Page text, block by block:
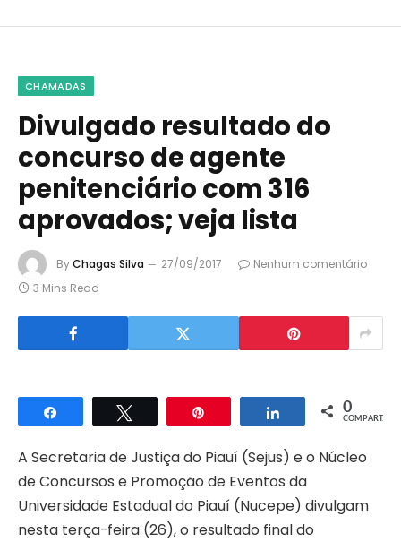
CHAMADAS
Divulgado resultado do
concurso de agente
penitenciário com 316
aprovados; veja lista
ByChagas Silva 27/09/2017
Nenhum comentário
3 Mins Read
Compartilhar Compartilhar
0
COMPART.
A Secretaria de Justiça do Piauí (Sejus) e o Núcleo
de Concursos e Promoção de Eventos da
Universidade Estadual do Piauí (Nucepe) divulgam
nesta terça-feira (26), o resultado final do